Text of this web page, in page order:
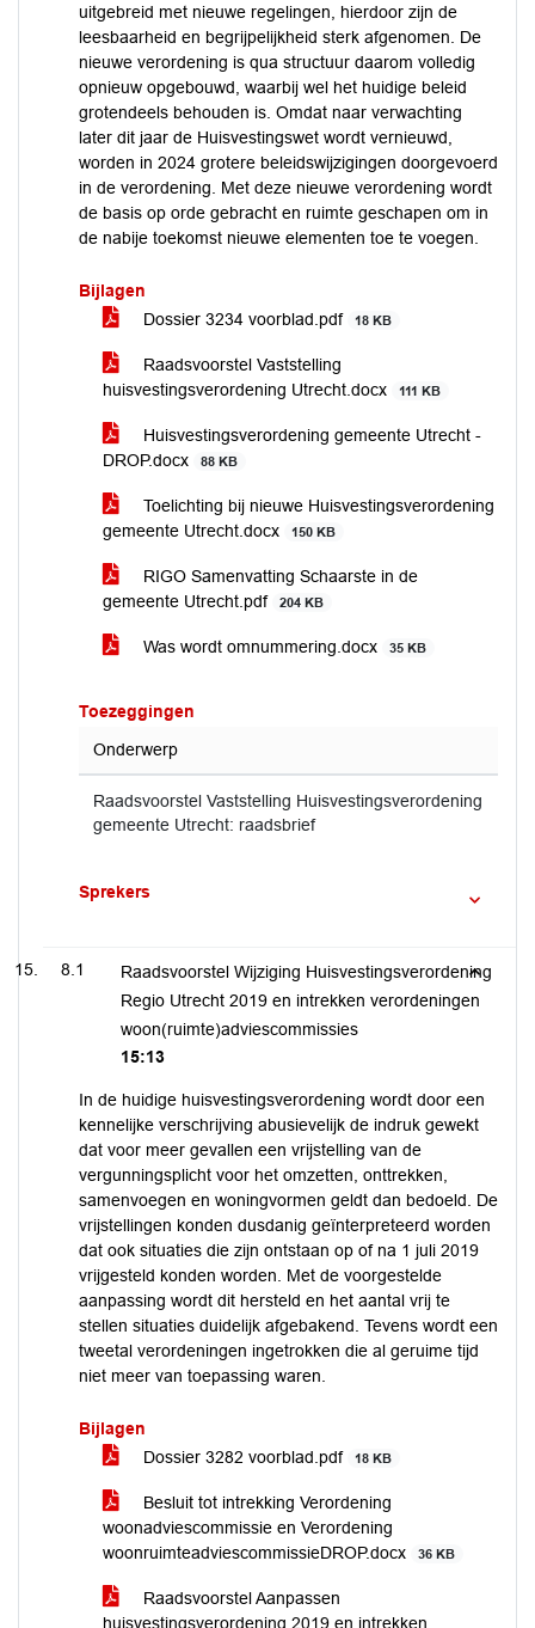
uitgebreid met nieuwe regelingen, hierdoor zijn de
leesbaarheid en begrijpelijkheid sterk afgenomen. De
nieuwe verordening is qua structuur daarom volledig
opnieuw opgebouwd, waarbij wel het huidige beleid
grotendeels behouden is. Omdat naar verwachting
later dit jaar de Huisvestingswet wordt vernieuwd,
worden in 2024 grotere beleidswijzigingen doorgevoerd
in de verordening. Met deze nieuwe verordening wordt
de basis op orde gebracht en ruimte geschapen om in
de nabije toekomst nieuwe elementen toe te voegen.
Bijlagen
Dossier 3234 voorblad.pdf
18 KB
Raadsvoorstel Vaststelling
huisvestingsverordening Utrecht.docx
111 KB
Huisvestingsverordening gemeente Utrecht -
DROP.docx
88 KB
Toelichting bij nieuwe Huisvestingsverordening
gemeente Utrecht.docx
150 KB
RIGO Samenvatting Schaarste in de
gemeente Utrecht.pdf
204 KB
Was wordt omnummering.docx 35 KB
Toezeggingen
Onderwerp
Raadsvoorstel Vaststelling Huisvestingsverordening
gemeente Utrecht: raadsbrief
Sprekers
8.1
Raadsvoorstel Wijziging Huisvestingsverordening
Regio Utrecht 2019 en intrekken verordeningen
woon(ruimte)adviescommissies
15:13
In de huidige huisvestingsverordening wordt door een
kennelijke verschrijving abusievelijk de indruk gewekt
dat voor meer gevallen een vrijstelling van de
vergunningsplicht voor het omzetten, onttrekken,
samenvoegen en woningvormen geldt dan bedoeld. De
vrijstellingen konden dusdanig geïnterpreteerd worden
dat ook situaties die zijn ontstaan op of na 1 juli 2019
vrijgesteld konden worden. Met de voorgestelde
aanpassing wordt dit hersteld en het aantal vrij te
stellen situaties duidelijk afgebakend. Tevens wordt een
tweetal verordeningen ingetrokken die al geruime tijd
niet meer van toepassing waren.
Bijlagen
Dossier 3282 voorblad.pdf
18 KB
Besluit tot intrekking Verordening
woonadviescommissie en Verordening
woonruimteadviescommissieDROP.docx
36 KB
Raadsvoorstel Aanpassen
huisvestingsverordening 2019 en intrekken